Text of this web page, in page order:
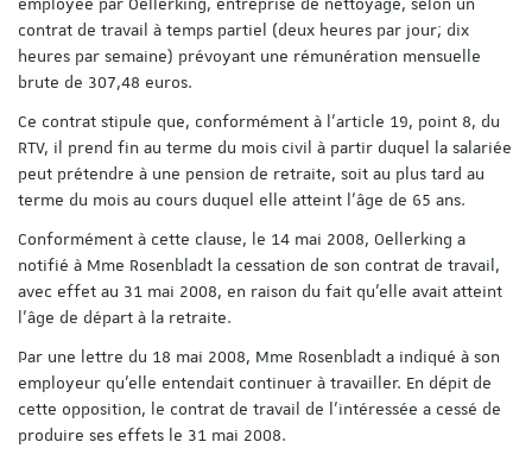
contrat de travail à temps partiel (deux heures par jour; dix
heures par semaine) prévoyant une rémunération mensuelle
brute de 307,48 euros.
Ce contrat stipule que, conformément à l’article 19, point 8, du
RTV, il prend fin au terme du mois civil à partir duquel la salariée
peut prétendre à une pension de retraite, soit au plus tard au
terme du mois au cours duquel elle atteint l’âge de 65 ans.
Conformément à cette clause, le 14 mai 2008, Oellerking a
notifié à Mme Rosenbladt la cessation de son contrat de travail,
avec effet au 31 mai 2008, en raison du fait qu’elle avait atteint
l’âge de départ à la retraite.
Par une lettre du 18 mai 2008, Mme Rosenbladt a indiqué à son
employeur qu’elle entendait continuer à travailler. En dépit de
cette opposition, le contrat de travail de l’intéressée a cessé de
produire ses effets le 31 mai 2008.